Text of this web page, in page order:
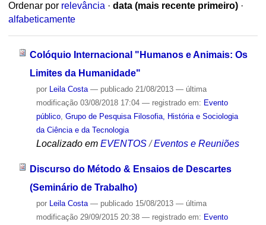
Ordenar por relevância · data (mais recente primeiro) ·
alfabeticamente
Colóquio Internacional "Humanos e Animais: Os
Limites da Humanidade"
por Leila Costa — publicado21/08/2013 — última
modificação03/08/2018 17:04 — registrado em: Evento
público, Grupo de Pesquisa Filosofia, História e Sociologia
da Ciência e da Tecnologia
Localizado em EVENTOS /Eventos e Reuniões
Discurso do Método & Ensaios de Descartes
(Seminário de Trabalho)
por Leila Costa — publicado15/08/2013 — última
modificação29/09/2015 20:38 — registrado em: Evento